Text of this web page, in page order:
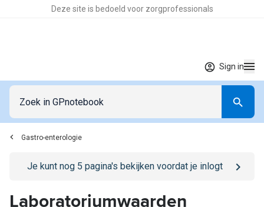
Deze site is bedoeld voor zorgprofessionals
Sign in
Gastro-enterologie
Go to/sign-in page
Je kunt nog 5 pagina's bekijken voordat je inlogt
Laboratoriumwaarden